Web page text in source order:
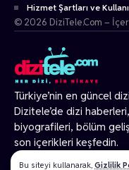
Bu siteyi kullanarak, Gizlilik
Türkiye’nin en güncel
Dizitele’de dizi
biyografileri, bölüm
son içerikleri keşfedin.
© 2026 Tüm Hakları Gizlidir.
Hizmet Şartları ve
© 2026 DiziTele.Com –